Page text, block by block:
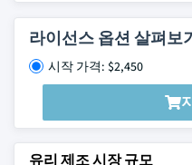
라이선스 옵션 살펴보
시작 가격: $2,450
유리 제조 시장 규모